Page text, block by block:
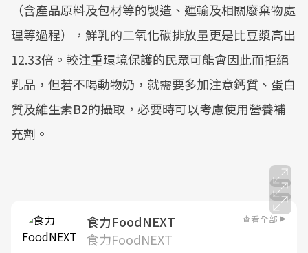
（含產品原料及包材等的製造、運輸及相關廢棄物處
理等過程），鮮乳的二氧化碳排放量更是比豆漿高出
12.33倍。較注重環境保護的民眾可能會因此而拒絕
乳品，但若不喝動物奶，就需要多加注意鈣質、蛋白
質及維生素B2的攝取，必要時可以考慮使用營養補
充劑。
食力FoodNEXT 查看全部
食力FoodNEXT